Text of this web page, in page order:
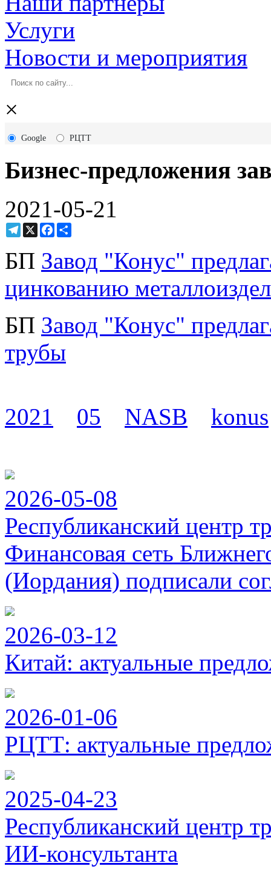
Услуги
Новости и мероприятия
×
Google РЦТТ
Бизнес-предложения
2021-05-21
Telegram
X Facebook
БП Завод "Конус"
цинкованию
БП Завод "Конус"
трубы
2021 05 NASB konus
2026-05-08
Республиканский центр
Финансовая сеть
(Иордания) подписали
2026-03-12
Китай: актуальные
2026-01-06
РЦТТ: актуальные
2025-04-23
Республиканский центр
ИИ-консультанта